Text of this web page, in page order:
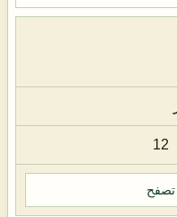
12
تصفح